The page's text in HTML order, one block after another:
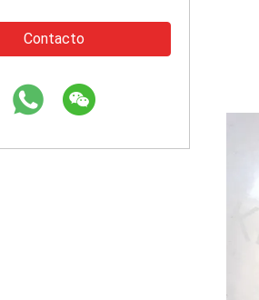
Contacto